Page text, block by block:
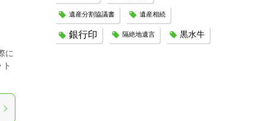
に
遺産分割協議書 遺産相続
銀行印 隔絶地遺言 黒水牛